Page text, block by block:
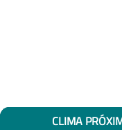
CLIMA